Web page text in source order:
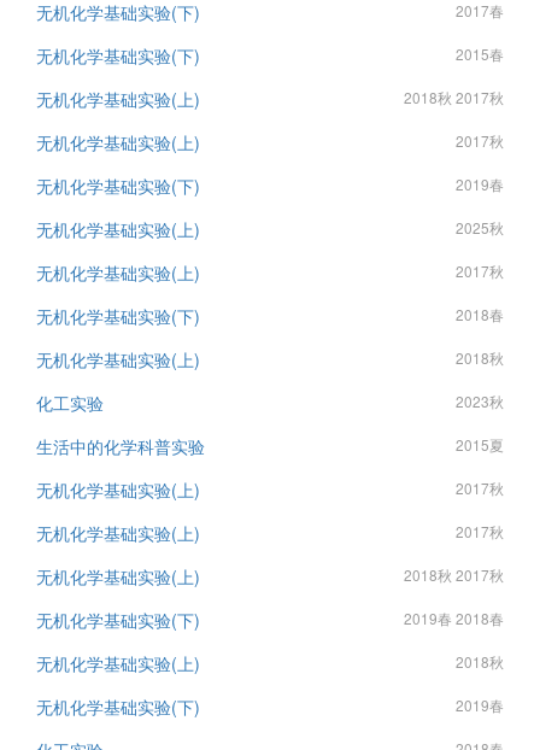
无机化学基础实验(下) 2017春
无机化学基础实验(下) 2015春
无机化学基础实验(上) 2018秋 2017秋
无机化学基础实验(上) 2017秋
无机化学基础实验(下) 2019春
无机化学基础实验(上) 2025秋
无机化学基础实验(上) 2017秋
无机化学基础实验(下) 2018春
无机化学基础实验(上) 2018秋
化工实验 2023秋
生活中的化学科普实验 2015夏
无机化学基础实验(上) 2017秋
无机化学基础实验(上) 2017秋
无机化学基础实验(上) 2018秋 2017秋
无机化学基础实验(下) 2019春 2018春
无机化学基础实验(上) 2018秋
无机化学基础实验(下) 2019春